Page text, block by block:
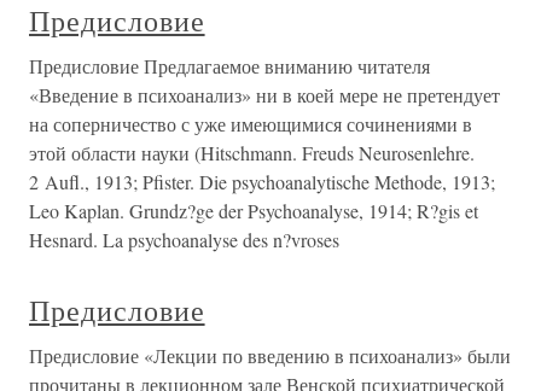
Предисловие
Предисловие Предлагаемое вниманию читателя
«Введение в психоанализ» ни в коей мере не претендует
на соперничество с уже имеющимися сочинениями в
этой области науки (Hitschmann. Freuds Neurosenlehre.
2 Aufl., 1913; Pfister. Die psychoanalytische Methode, 1913;
Leo Kaplan. Grundz?ge der Psychoanalyse, 1914; R?gis et
Hesnard. La psychoanalyse des n?vroses
Предисловие
Предисловие «Лекции по введению в психоанализ» были
прочитаны в лекционном зале Венской психиатрической